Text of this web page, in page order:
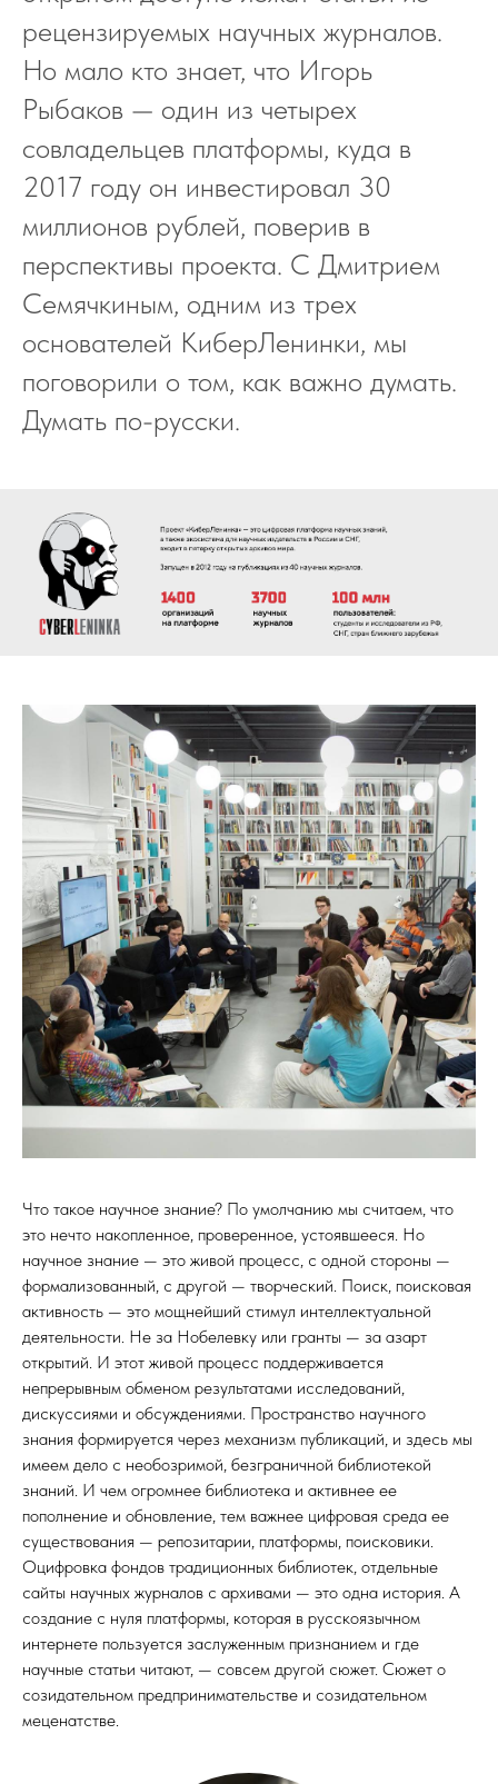
рецензируемых научных журналов.
Но мало кто знает, что Игорь
Рыбаков — один из четырех
совладельцев платформы, куда в
2017 году он инвестировал 30
миллионов рублей, поверив в
перспективы проекта. С Дмитрием
Семячкиным, одним из трех
основателей КиберЛенинки, мы
поговорили о том, как важно думать.
Думать по-русски.
Что такое научное знание? По умолчанию мы считаем, что
это нечто накопленное, проверенное, устоявшееся. Но
научное знание — это живой процесс, с одной стороны —
формализованный, с другой — творческий. Поиск, поисковая
активность — это мощнейший стимул интеллектуальной
деятельности. Не за Нобелевку или гранты — за азарт
открытий. И этот живой процесс поддерживается
непрерывным обменом результатами исследований,
дискуссиями и обсуждениями. Пространство научного
знания формируется через механизм публикаций, и здесь мы
имеем дело с необозримой, безграничной библиотекой
знаний. И чем огромнее библиотека и активнее ее
пополнение и обновление, тем важнее цифровая среда ее
существования — репозитарии, платформы, поисковики.
Оцифровка фондов традиционных библиотек, отдельные
сайты научных журналов с архивами — это одна история. А
создание с нуля платформы, которая в русскоязычном
интернете пользуется заслуженным признанием и где
научные статьи читают, — совсем другой сюжет. Сюжет о
созидательном предпринимательстве и созидательном
меценатстве.